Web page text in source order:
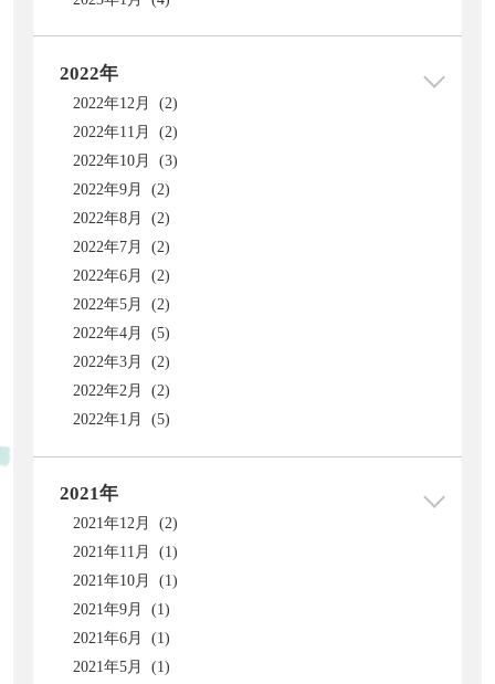
2022年
2022年12月 (2)
2022年11月 (2)
2022年10月 (3)
2022年9月 (2)
2022年8月 (2)
2022年7月 (2)
2022年6月 (2)
2022年5月 (2)
2022年4月 (5)
2022年3月 (2)
2022年2月 (2)
2022年1月 (5)
2021年
2021年12月 (2)
2021年11月 (1)
2021年10月 (1)
2021年9月 (1)
2021年6月 (1)
2021年5月 (1)